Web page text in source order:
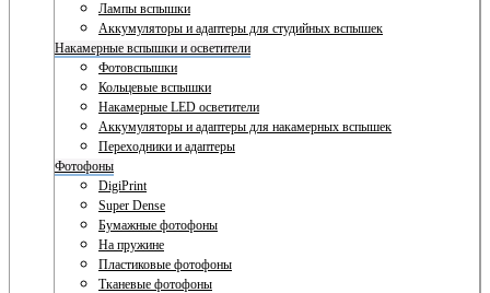
Лампы вспышки
Аккумуляторы и адаптеры для студийных вспышек
Накамерные вспышки и осветители
Фотовспышки
Кольцевые вспышки
Накамерные LED осветители
Аккумуляторы и адаптеры для накамерных вспышек
Переходники и адаптеры
Фотофоны
DigiPrint
Super Dense
Бумажные фотофоны
На пружине
Пластиковые фотофоны
Тканевые фотофоны